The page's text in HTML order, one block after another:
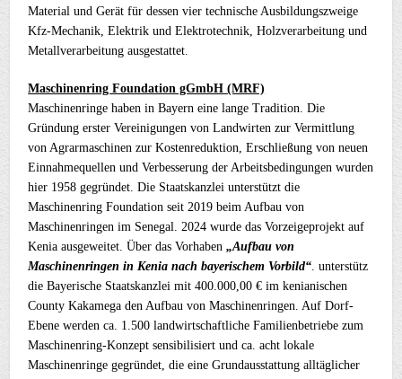
Material und Gerät für dessen vier technische Ausbildungszweige
Kfz-Mechanik, Elektrik und Elektrotechnik, Holzverarbeitung und
Metallverarbeitung ausgestattet.
Maschinenring Foundation gGmbH (MRF)
Maschinenringe haben in Bayern eine lange Tradition. Die
Gründung erster Vereinigungen von Landwirten zur Vermittlung
von Agrarmaschinen zur Kostenreduktion, Erschließung von neuen
Einnahmequellen und Verbesserung der Arbeitsbedingungen wurden
hier 1958 gegründet. Die Staatskanzlei unterstützt die
Maschinenring Foundation seit 2019 beim Aufbau von
Maschinenringen im Senegal. 2024 wurde das Vorzeigeprojekt auf
Kenia ausgeweitet. Über das Vorhaben„Aufbau von
Maschinenringen in Kenia nach bayerischem Vorbild“. unterstütz
die Bayerische Staatskanzlei mit 400.000,00 € im kenianischen
County Kakamega den Aufbau von Maschinenringen. Auf Dorf-
Ebene werden ca. 1.500 landwirtschaftliche Familienbetriebe zum
Maschinenring-Konzept sensibilisiert und ca. acht lokale
Maschinenringe gegründet, die eine Grundausstattung alltäglicher